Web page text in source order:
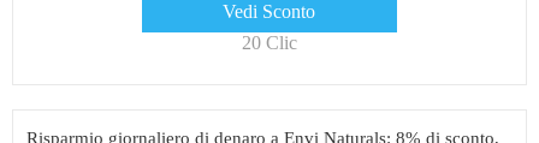
Vedi Sconto
20 Clic
Risparmio giornaliero di denaro a Envi Naturals: 8% di sconto,